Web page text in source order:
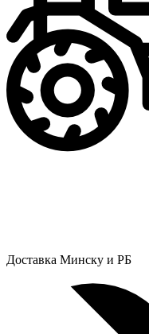
Доставка Минску и РБ